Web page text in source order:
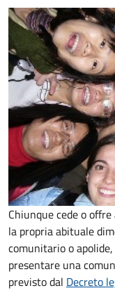
Chiunque cede o
la propria abituale
comunitario o
presentare una
previsto dal Decreto